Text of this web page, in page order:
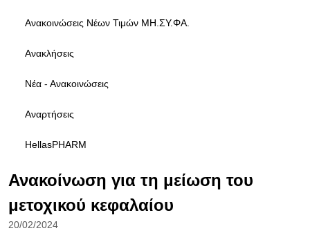
Ανακοινώσεις Νέων Τιμών ΜΗ.ΣΥ.ΦΑ.
Ανακλήσεις
Νέα - Ανακοινώσεις
Αναρτήσεις
HellasPHARM
Ανακοίνωση για τη μείωση του
μετοχικού κεφαλαίου
20/02/2024